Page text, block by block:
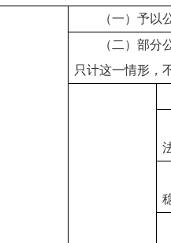
（一）予以
（二）部分
只计这一情形，